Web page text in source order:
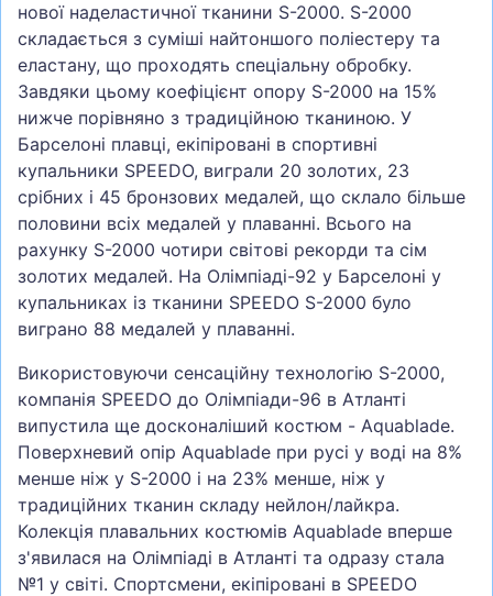
нової наделастичної тканини S-2000. S-2000
складається з суміші найтоншого поліестеру та
еластану, що проходять спеціальну обробку.
Завдяки цьому коефіцієнт опору S-2000 на 15%
нижче порівняно з традиційною тканиною. У
Барселоні плавці, екіпіровані в спортивні
купальники SPEEDO, виграли 20 золотих, 23
срібних і 45 бронзових медалей, що склало більше
половини всіх медалей у плаванні. Всього на
рахунку S-2000 чотири світові рекорди та сім
золотих медалей. На Олімпіаді-92 у Барселоні у
купальниках із тканини SPEEDO S-2000 було
виграно 88 медалей у плаванні.
Використовуючи сенсаційну технологію S-2000,
компанія SPEEDO до Олімпіади-96 в Атланті
випустила ще досконаліший костюм - Aquablade.
Поверхневий опір Aquablade при русі у воді на 8%
менше ніж у S-2000 і на 23% менше, ніж у
традиційних тканин складу нейлон/лайкра.
Колекція плавальних костюмів Aquablade вперше
з'явилася на Олімпіаді в Атланті та одразу стала
№1 у світі. Спортсмени, екіпіровані в SPEEDO